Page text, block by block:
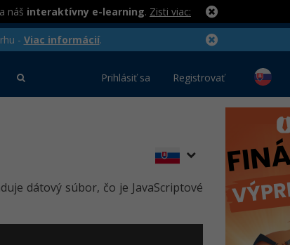
náš interaktívny e-learning. Zisti viac:
- Viac informácií.
Prihlásiť sa Registrovať
dátový súbor, čo je JavaScriptové